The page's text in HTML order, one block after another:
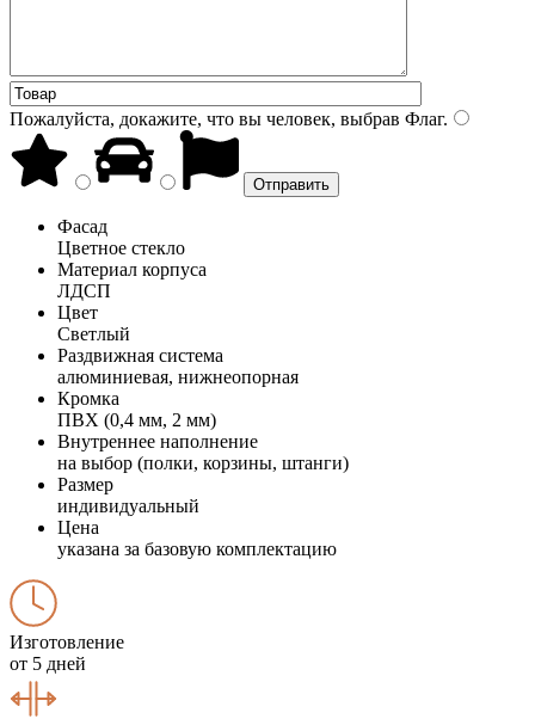
Пожалуйста, докажите, что вы человек, выбрав Флаг.
Фасад
Цветное стекло
Материал корпуса
ЛДСП
Цвет
Светлый
Раздвижная система
алюминиевая, нижнеопорная
Кромка
ПВХ (0,4 мм, 2 мм)
Внутреннее наполнение
на выбор (полки, корзины, штанги)
Размер
индивидуальный
Цена
указана за базовую комплектацию
Изготовление
от 5 дней